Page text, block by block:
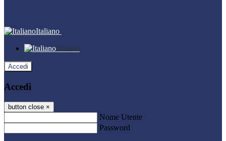
Italiano
Italiano
Accedi
Accedi
button close ×
Nome Utente
Password